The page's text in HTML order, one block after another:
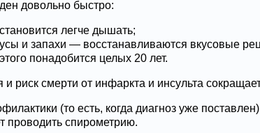
довольно быстро:
легче дышать;
и запахи — восстанавливаются вкусовые
понадобится целых 20 лет.
риск смерти от инфаркта и инсульта
(то есть, когда диагноз уже
проводить спирометрию.